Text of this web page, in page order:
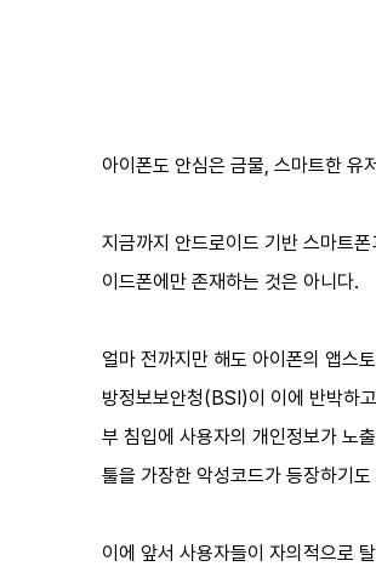
아이폰도 안심은 금물, 스마트한 유
지금까지 안드로이드 기반 스마트
이드폰에만 존재하는 것은 아니다.
얼마 전까지만 해도 아이폰의 앱스
방정보보안청(BSI)이 이에 반박하
부 침입에 사용자의 개인정보가 노
툴을 가장한 악성코드가 등장하기도
이에 앞서 사용자들이 자의적으로